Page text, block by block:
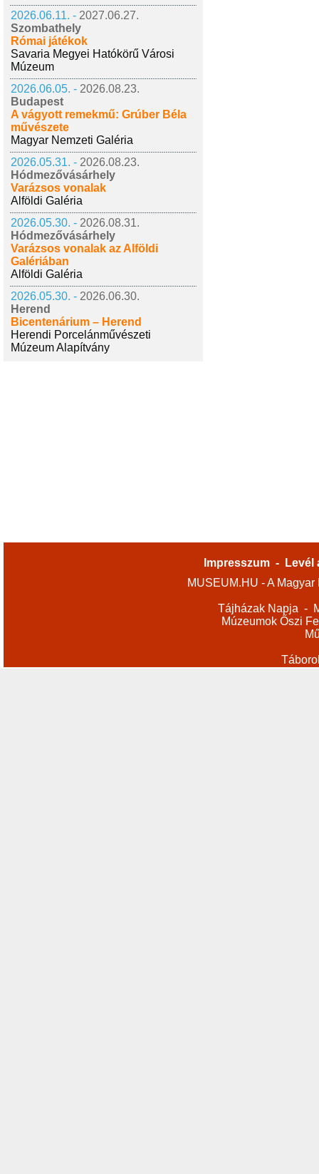
2026.06.11. - 2027.06.27.
Szombathely
Római játékok
Savaria Megyei Hatókörű Városi
Múzeum
2026.06.05. - 2026.08.23.
Budapest
A vágyott remekmű: Grúber Béla
művészete
Magyar Nemzeti Galéria
2026.05.31. - 2026.08.23.
Hódmezővásárhely
Varázsos vonalak
Alföldi Galéria
2026.05.30. - 2026.08.31.
Hódmezővásárhely
Varázsos vonalak az Alföldi
Galériában
Alföldi Galéria
2026.05.30. - 2026.06.30.
Herend
Bicentenárium – Herend
Herendi Porcelánművészeti
Múzeum Alapítvány
Impresszum -
Levél
MUSEUM.HU - A
Tájházak Napja -
Múzeumok Őszi